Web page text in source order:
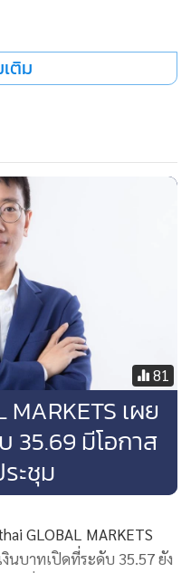
ว่าผู้เล่นในตลาดส่วนใหญ่
ยบายในการประชุมครั้งนี้
ปัจจุบันไปจนถึงช่วงเดือน
ตลาดหุ้นสหรัฐฯ ยังถูก
าจเพิ่มความเสี่ยงการเกิด
ดยรวมดัชนี S&P500 ปิด
พลิกกลับมาปรับตัวลง
งของหุ้นเกือบทุกกลุ่ม
วโน้มเศรษฐกิจยุโรป หาก
าคารกลางอังกฤษ (BOE) ยัง
าเงินเฟ้อ
นตลาดอาจเริ่มทยอยเข้าซื้อ
บอนด์ 10 ปี ในประเท
ตลาดที่ประเมินว่า วัฏจักร
ลางอาจใกล้ถึงจุดสิ้นสุดลง
ด์ 10 ปี สหรัฐฯ ย่อตัวลงสู่
และถ้าหากจะลุ้นให้บอนด์ยิ
ดลงได้ชัดเจน อาจต้องรอ
ติม
81
เผย
35.69 มีโอกาส
ะชุม
GLOBAL MARKETS
งินบาทเปิดที่ระดับ 35.57 ยัง